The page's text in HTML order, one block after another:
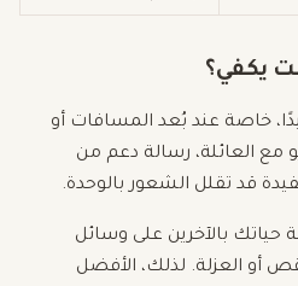
يكفي؟
خاصة عند بُعد المسافات أو
مع العائلة، رسالة دعم من
قد تقلل الشعور بالوحدة.
حياتك بالآخرين على وسائل
أو العزلة. لذلك، الأفضل